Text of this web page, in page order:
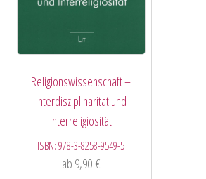
Religionswissenschaft –
Interdisziplinarität und
Interreligiosität
ISBN:978-3-8258-9549-5
ab 9,90 €